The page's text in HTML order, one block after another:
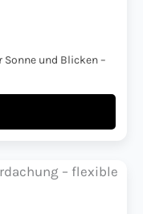
und Blicken –